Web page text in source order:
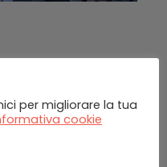
E
per migliorare la tua
cookie